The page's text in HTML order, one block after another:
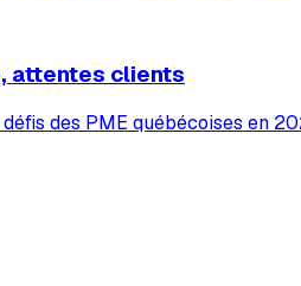
attentes clients
des PME québécoises en